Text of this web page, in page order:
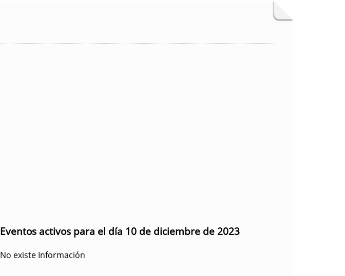
Eventos activos para el día 10 de diciembre de 2023
No existe Información